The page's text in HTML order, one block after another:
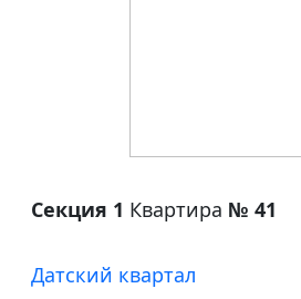
Секция 1 Квартира № 41
Датский квартал